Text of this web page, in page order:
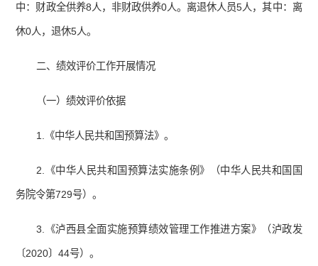
中：财政全供养8人，非财政供养0人。离退休人员5人，其中：离
休0人，退休5人。
二、绩效评价工作开展情况
（一）绩效评价依据
1.《中华人民共和国预算法》。
2.《中华人民共和国预算法实施条例》（中华人民共和国国
务院令第729号）。
3.《泸西县全面实施预算绩效管理工作推进方案》（泸政发
〔2020〕44号）。